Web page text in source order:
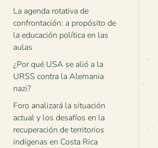
La agenda rotativa de
confrontación: a propósito de
la educación política en las
aulas
¿Por qué USA se alió a la
URSS contra la Alemania
nazi?
Foro analizará la situación
actual y los desafíos en la
recuperación de territorios
indígenas en Costa Rica